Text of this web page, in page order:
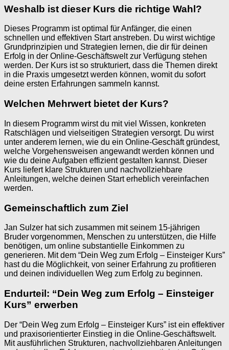
Weshalb ist dieser Kurs die richtige Wahl?
Dieses Programm ist optimal für Anfänger, die einen
schnellen und effektiven Start anstreben. Du wirst wichtige
Grundprinzipien und Strategien lernen, die dir für deinen
Erfolg in der Online-Geschäftswelt zur Verfügung stehen
werden. Der Kurs ist so strukturiert, dass die Themen direkt
in die Praxis umgesetzt werden können, womit du sofort
deine ersten Erfahrungen sammeln kannst.
Welchen Mehrwert bietet der Kurs?
In diesem Programm wirst du mit viel Wissen, konkreten
Ratschlägen und vielseitigen Strategien versorgt. Du wirst
unter anderem lernen, wie du ein Online-Geschäft gründest,
welche Vorgehensweisen angewandt werden können und
wie du deine Aufgaben effizient gestalten kannst. Dieser
Kurs liefert klare Strukturen und nachvollziehbare
Anleitungen, welche deinen Start erheblich vereinfachen
werden.
Gemeinschaftlich zum Ziel
Jan Sulzer hat sich zusammen mit seinem 15-jährigen
Bruder vorgenommen, Menschen zu unterstützen, die Hilfe
benötigen, um online substantielle Einkommen zu
generieren. Mit dem “Dein Weg zum Erfolg – Einsteiger Kurs”
hast du die Möglichkeit, von seiner Erfahrung zu profitieren
und deinen individuellen Weg zum Erfolg zu beginnen.
Endurteil: “Dein Weg zum Erfolg – Einsteiger
Kurs” erwerben
Der “Dein Weg zum Erfolg – Einsteiger Kurs” ist ein effektiver
und praxisorientierter Einstieg in die Online-Geschäftswelt.
Mit ausführlichen Strukturen, nachvollziehbaren Anleitungen